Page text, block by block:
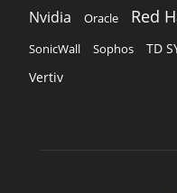
Nvidia
Oracle Red
SonicWall Sophos TD
Vertiv